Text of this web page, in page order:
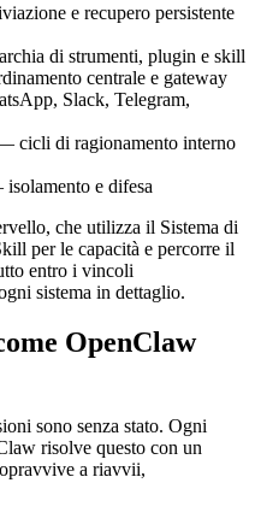
e recupero persistente
di strumenti, plugin e skill
centrale e gateway
Slack, Telegram,
cicli di ragionamento interno
e difesa
che utilizza il Sistema di
per le capacità e percorre il
entro i vincoli
sistema in dettaglio.
OpenClaw
sono senza stato. Ogni
risolve questo con un
a riavvii,